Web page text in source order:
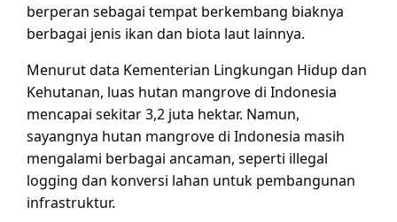
berperan sebagai tempat berkembang biaknya
berbagai jenis ikan dan biota laut lainnya.
Menurut data Kementerian Lingkungan Hidup dan
Kehutanan, luas hutan mangrove di Indonesia
mencapai sekitar 3,2 juta hektar. Namun,
sayangnya hutan mangrove di Indonesia masih
mengalami berbagai ancaman, seperti illegal
logging dan konversi lahan untuk pembangunan
infrastruktur.